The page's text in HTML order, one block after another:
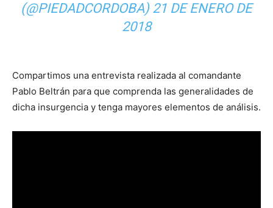
(@PIEDADCORDOBA) 21 DE ENERO DE
2018
Compartimos una entrevista realizada al comandante
Pablo Beltrán para que comprenda las generalidades de
dicha insurgencia y tenga mayores elementos de análisis.